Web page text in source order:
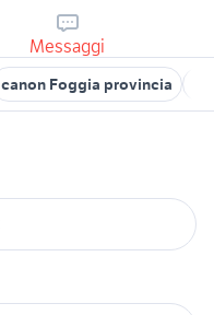
Messaggi
canon Foggia provincia